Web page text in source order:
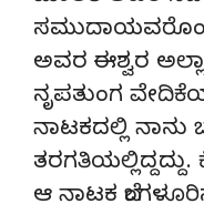
ಅವರ ಈಶ್ವರ
ನೃಪತುಂಗ
ನಾಟಕದಲ್ಲಿ ನಾನು
ಆ ನಾಟಕ